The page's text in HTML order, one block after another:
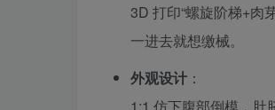
3D 打印“螺旋阶梯+肉
一进去就想缴械。
外观设计 ：